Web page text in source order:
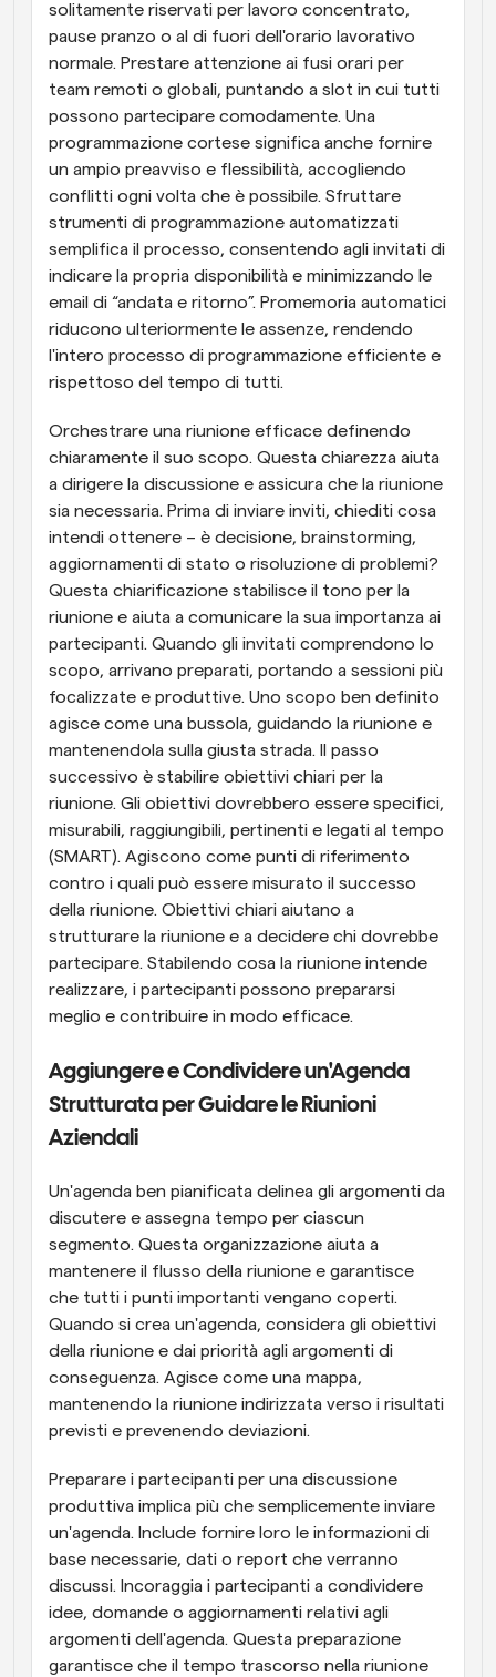
solitamente riservati per lavoro concentrato,
pause pranzo o al di fuori dell'orario lavorativo
normale. Prestare attenzione ai fusi orari per
team remoti o globali, puntando a slot in cui tutti
possono partecipare comodamente. Una
programmazione cortese significa anche fornire
un ampio preavviso e flessibilità, accogliendo
conflitti ogni volta che è possibile. Sfruttare
strumenti di programmazione automatizzati
semplifica il processo, consentendo agli invitati di
indicare la propria disponibilità e minimizzando le
email di “andata e ritorno”. Promemoria automatici
riducono ulteriormente le assenze, rendendo
l'intero processo di programmazione efficiente e
rispettoso del tempo di tutti.
Orchestrare una riunione efficace definendo
chiaramente il suo scopo. Questa chiarezza aiuta
a dirigere la discussione e assicura che la riunione
sia necessaria. Prima di inviare inviti, chiediti cosa
intendi ottenere – è decisione, brainstorming,
aggiornamenti di stato o risoluzione di problemi?
Questa chiarificazione stabilisce il tono per la
riunione e aiuta a comunicare la sua importanza ai
partecipanti. Quando gli invitati comprendono lo
scopo, arrivano preparati, portando a sessioni più
focalizzate e produttive. Uno scopo ben definito
agisce come una bussola, guidando la riunione e
mantenendola sulla giusta strada. Il passo
successivo è stabilire obiettivi chiari per la
riunione. Gli obiettivi dovrebbero essere specifici,
misurabili, raggiungibili, pertinenti e legati al tempo
(SMART). Agiscono come punti di riferimento
contro i quali può essere misurato il successo
della riunione. Obiettivi chiari aiutano a
strutturare la riunione e a decidere chi dovrebbe
partecipare. Stabilendo cosa la riunione intende
realizzare, i partecipanti possono prepararsi
meglio e contribuire in modo efficace.
Aggiungere e Condividere un'Agenda
Strutturata per Guidare le Riunioni
Aziendali
Un'agenda ben pianificata delinea gli argomenti da
discutere e assegna tempo per ciascun
segmento. Questa organizzazione aiuta a
mantenere il flusso della riunione e garantisce
che tutti i punti importanti vengano coperti.
Quando si crea un'agenda, considera gli obiettivi
della riunione e dai priorità agli argomenti di
conseguenza. Agisce come una mappa,
mantenendo la riunione indirizzata verso i risultati
previsti e prevenendo deviazioni.
Preparare i partecipanti per una discussione
produttiva implica più che semplicemente inviare
un'agenda. Include fornire loro le informazioni di
base necessarie, dati o report che verranno
discussi. Incoraggia i partecipanti a condividere
idee, domande o aggiornamenti relativi agli
argomenti dell'agenda. Questa preparazione
garantisce che il tempo trascorso nella riunione